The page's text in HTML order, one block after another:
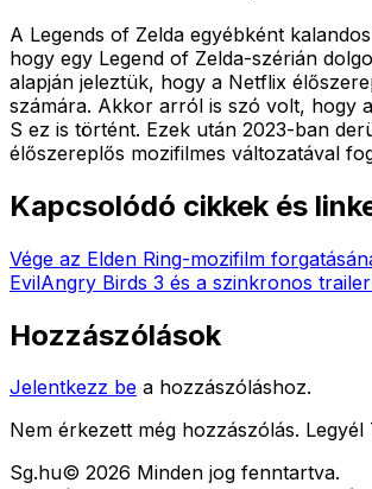
A Legends of Zelda egyébként
hogy egy Legend of Zelda-szérián
alapján jeleztük, hogy a Netflix
számára. Akkor arról is szó volt, hogy
S ez is történt. Ezek után 2023-ban
élőszereplős mozifilmes változatával
Kapcsolódó cikkek és
Vége az Elden Ring-mozifilm
EvilAngry Birds 3 és a szinkronos trailer
Hozzászólások
Jelentkezz be a hozzászóláshoz.
Nem érkezett még hozzászólás. Legyél
Sg.hu© 2026 Minden jog fenntartva.